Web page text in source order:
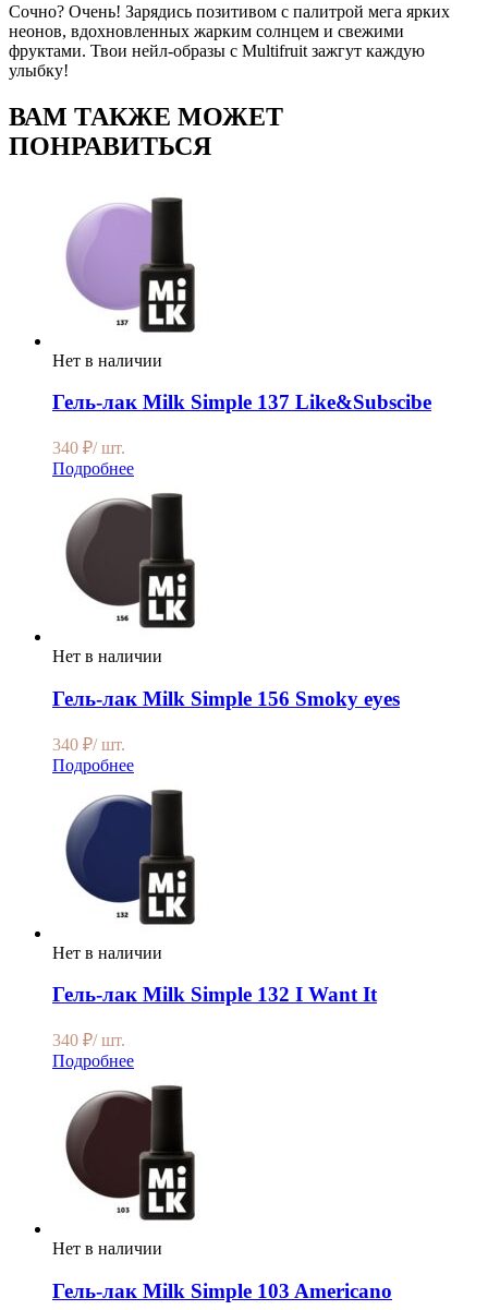
Сочно? Очень! Зарядись позитивом с палитрой мега ярких
неонов, вдохновленных жарким солнцем и свежими
фруктами. Твои нейл-образы с Multifruit зажгут каждую
улыбку!
ВАМ ТАКЖЕ МОЖЕТ
ПОНРАВИТЬСЯ
Нет в наличии
Гель-лак Milk Simple 137 Like&Subscibe
340 ₽/ шт.
Подробнее
Нет в наличии
Гель-лак Milk Simple 156 Smoky eyes
340 ₽/ шт.
Подробнее
Нет в наличии
Гель-лак Milk Simple 132 I Want It
340 ₽/ шт.
Подробнее
Нет в наличии
Гель-лак Milk Simple 103 Americano